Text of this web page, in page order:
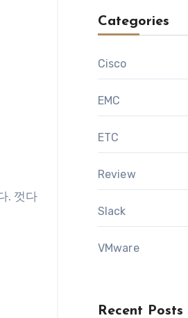
. 껏다
Categories
Cisco
EMC
ETC
Review
Slack
VMware
Recent Posts